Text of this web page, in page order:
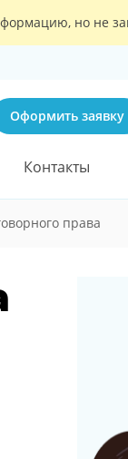
но не
Оформить заявку
Контакты
права